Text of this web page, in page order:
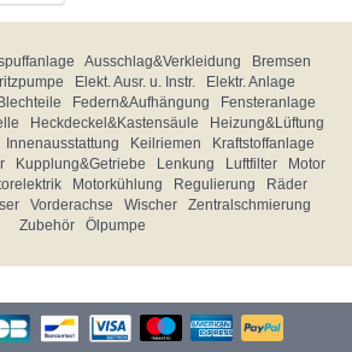
Ausschlag&Verkleidung
Bremsen
Elekt. Ausr. u. Instr.
Elektr. Anlage
Federn&Aufhängung
Fensteranlage
Heckdeckel&Kastensäule
Heizung&Lüftung
Innenausstattung Keilriemen
Kraftstoffanlage
Kupplung&Getriebe Lenkung Luftfilter
Motor
Motorkühlung Regulierung
Räder
Vorderachse Wischer
Zentralschmierung
Zubehör
Ölpumpe